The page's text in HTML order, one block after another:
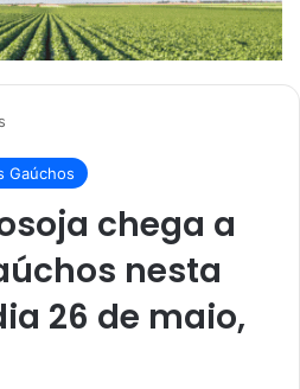
Gaúchos
chega a
nesta
26 de maio,